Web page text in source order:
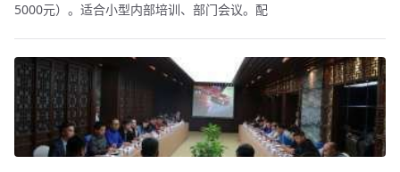
5000元）。适合小型内部培训、部门会议。配